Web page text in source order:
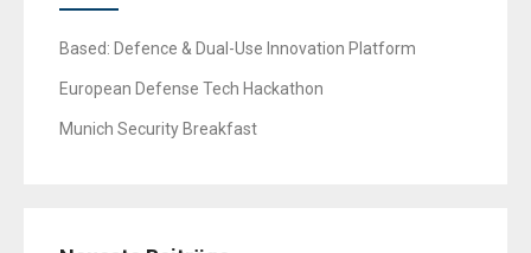
Based: Defence & Dual-Use Innovation Platform
European Defense Tech Hackathon
Munich Security Breakfast